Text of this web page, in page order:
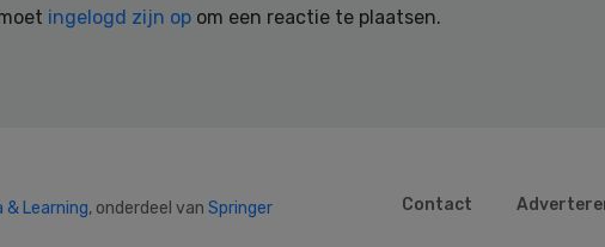
ingelogd zijn op om een reactie te plaatsen.
& Learning, onderdeel van Springer
Contact